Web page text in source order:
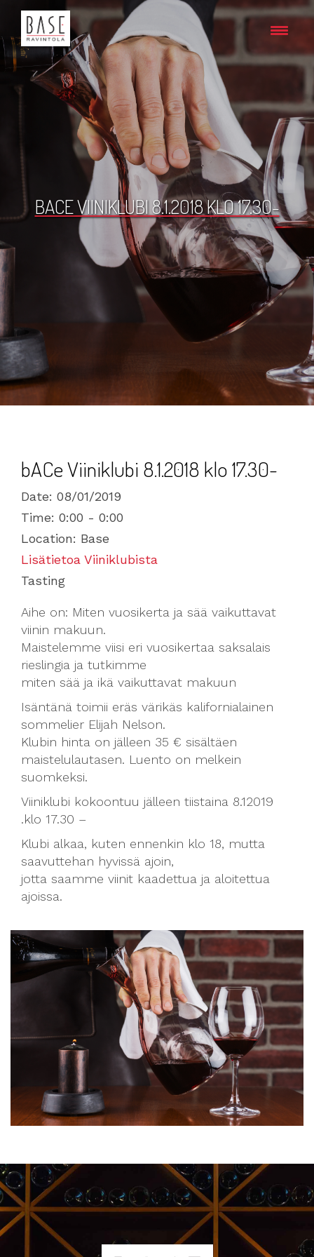
BACE VIINIKLUBI 8.1.2018 KLO 17.30-
bACe Viiniklubi 8.1.2018 klo 17.30-
Date: 08/01/2019
Time: 0:00 - 0:00
Location: Base
Lisätietoa Viiniklubista
Tasting
Aihe on: Miten vuosikerta ja sää vaikuttavat
viinin makuun.
Maistelemme viisi eri vuosikertaa saksalais
rieslingia ja tutkimme
miten sää ja ikä vaikuttavat makuun
Isäntänä toimii eräs värikäs kalifornialainen
sommelier Elijah Nelson.
Klubin hinta on jälleen 35 € sisältäen
maistelulautasen. Luento on melkein
suomkeksi.
Viiniklubi kokoontuu jälleen tiistaina 8.12019
.klo 17.30 –
Klubi alkaa, kuten ennenkin klo 18, mutta
saavuttehan hyvissä ajoin,
jotta saamme viinit kaadettua ja aloitettua
ajoissa.